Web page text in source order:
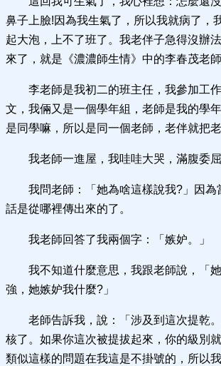
鼻子上臉!因為我生氣了，所以我就病了，
起大泡，上不了班了。我老伴子急得沒辦
來了，就是《濃濃師生情》中的李春茂老師
李老師是我初二的班主任，我參加工
文，我倆又是一個學年組，老師是我的學
是同學嘛，所以是同一個老師，老伴就把老
我老師一進屋，我哇哇大哭，滿腹委
我問老師：「她為啥這樣說我?」因為
話是從哪裡傳出來的了。
我老師回答了我兩個字：「嫉妒。」
我不知道什麼意思，我跟老師說，「
強，她嫉妒我什麼?」
老師告訴我，說：「涉及到這次提乾
核了。如果你這次被提拔起來，你的級別
類似這樣的問題在我這是不掛號的，所以